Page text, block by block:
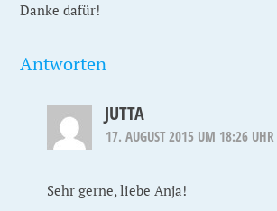
Danke dafür!
Antworten
JUTTA
17. AUGUST 2015 UM 18:26 UHR
Sehr gerne, liebe Anja!